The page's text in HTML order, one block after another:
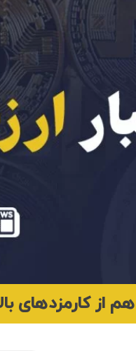
از کارمزدهای